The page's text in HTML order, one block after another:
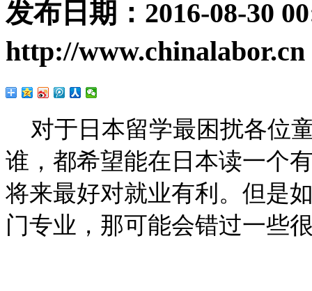
发布日期： 2016-08-30
http://www.chinalabor.cn
对于日本留学最困扰各位
谁，都希望能在日本读一个
将来最好对就业有利。但是
门专业，那可能会错过一些